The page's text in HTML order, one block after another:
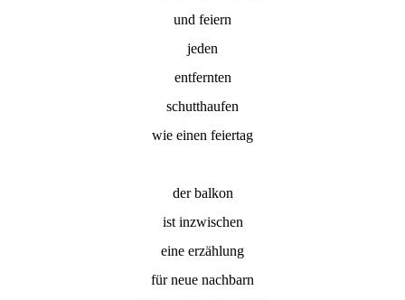
und feiern
jeden
entfernten
schutthaufen
wie einen feiertag
der balkon
ist inzwischen
eine erzählung
für neue nachbarn